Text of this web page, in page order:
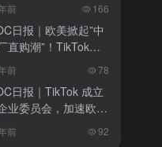
出海项目 助力本
场
出炉 美妆家居成
前 166
日报｜欧美掀起”中
直购潮”！TikTok教
淘宝/DHgate
前 78
日报｜TikTok 成立
业委员会，加速欧洲
张
前 92